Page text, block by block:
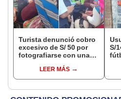
Turista denunció cobro
excesivo de S/ 50 por
fotografiarse con una
Serenazgo recuperó el
dinero
LEER MÁS
S/